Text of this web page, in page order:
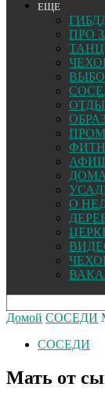
ЕЩЕ
ПРО
О
Домой СОСЕДИ
СОСЕДИ
Мать от